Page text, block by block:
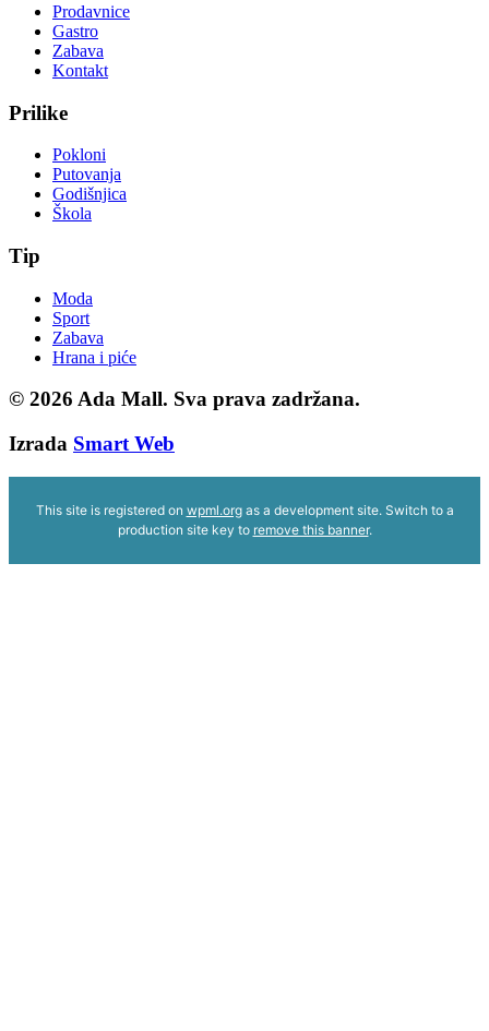
Prodavnice
Gastro
Zabava
Kontakt
Prilike
Pokloni
Putovanja
Godišnjica
Škola
Tip
Moda
Sport
Zabava
Hrana i piće
© 2026 Ada Mall. Sva prava zadržana.
Izrada Smart Web
This site is registered on wpml.orgas a development site. Switch to a
production site key to remove this banner.